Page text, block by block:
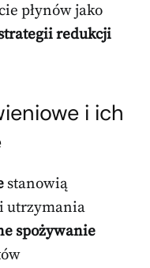
płynów jako
redukcji
i ich
stanowią
utrzymania
spożywanie